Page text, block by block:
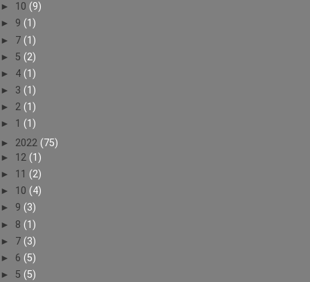
► 10 (9)
► 9 (1)
► 7 (1)
► 5 (2)
► 4 (1)
► 3 (1)
► 2 (1)
► 1 (1)
► 2022 (75)
► 12 (1)
► 11 (2)
► 10 (4)
► 9 (3)
► 8 (1)
► 7 (3)
► 6 (5)
► 5 (5)